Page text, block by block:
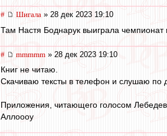
# Шигала » 28 дек 2023 19:10
Там Настя Боднарук выиграла
# mmmmm » 28 дек 2023 19:10
Книг не читаю.
Скачиваю тексты в телефон и слушаю по
Приложения, читающего голосом
Аллоооу